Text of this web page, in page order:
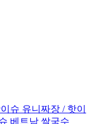
슈 유니짜장 / 핫이
베트남 쌀국수